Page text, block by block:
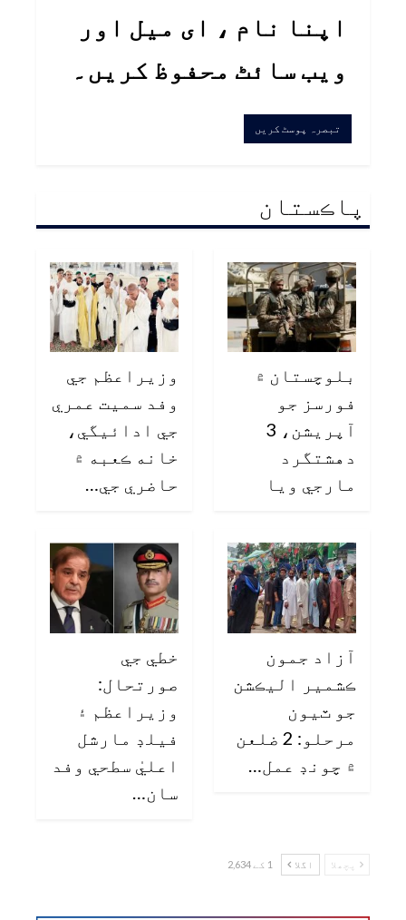
اپنا نام ، ای میل اور
ویب سائٹ محفوظ کریں۔
پاڪستان
بلوچستان ۾
فورسز جو
آپريشن، 3
دهشتگرد
مارجي ويا
وزيراعظم جي
وفد سميت عمري
جي ادائيگي،
خانه ڪعبه ۾
حاضري جي…
آزاد جمون
ڪشمير اليڪشن
جو ٽيون
مرحلو: 2 ضلعن
۾ چونڊ عمل…
خطي جي
صورتحال:
وزيراعظم ۽
فيلڊ مارشل
اعليٰ سطحي وفد
سان…
پچھلا اگلا 1 کے 2,634